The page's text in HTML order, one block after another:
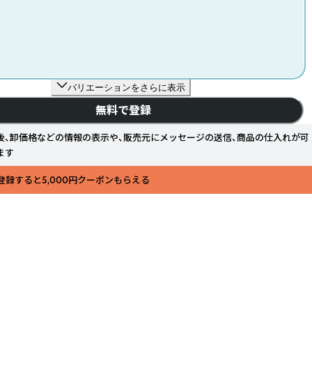
バリエーションをさらに表示
無料で登録
、卸価格などの情報の表示や、販売元にメッセージの送信、商品の仕入れが可
す
登録すると5,000円クーポンもらえる